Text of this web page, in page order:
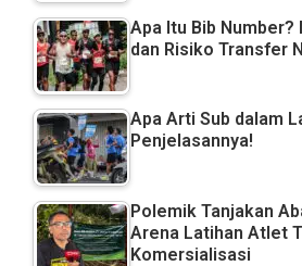
Apa Itu Bib
dan Risiko Transfer
Apa Arti Sub dalam
Penjelasannya!
Polemik Tanjakan
Arena Latihan Atlet
Komersialisasi